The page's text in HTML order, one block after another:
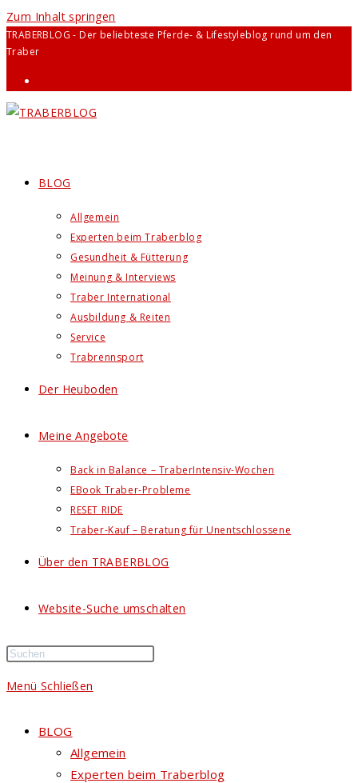
Zum Inhalt springen
TRABERBLOG - Der beliebteste Pferde- & Lifestyleblog rund um den
Traber
BLOG
Allgemein
Experten beim Traberblog
Gesundheit & Fütterung
Meinung & Interviews
Traber International
Ausbildung & Reiten
Service
Trabrennsport
Der Heuboden
Meine Angebote
Back in Balance – TraberIntensiv-Wochen
EBook Traber-Probleme
RESET RIDE
Traber-Kauf – Beratung für Unentschlossene
Über den TRABERBLOG
Website-Suche umschalten
Menü Schließen
BLOG
Allgemein
Experten beim Traberblog